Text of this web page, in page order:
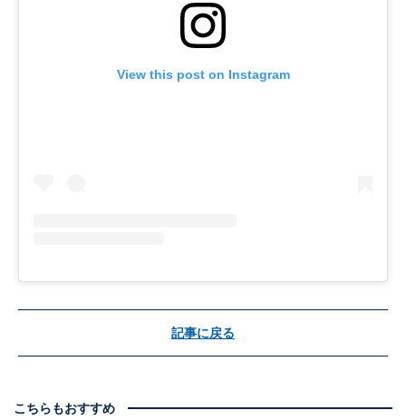
View this post on Instagram
記事に戻る
こちらもおすすめ